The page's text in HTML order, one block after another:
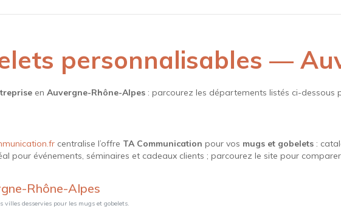
personnalisables —
en Auvergne-Rhône-Alpes : parcourez les départements listés ci-
centralise l’offre TA Communication pour vos mugs et gobelets :
pour événements, séminaires et cadeaux clients ; parcourez le site pour
Rhône-Alpes
desservies pour les mugs et gobelets.